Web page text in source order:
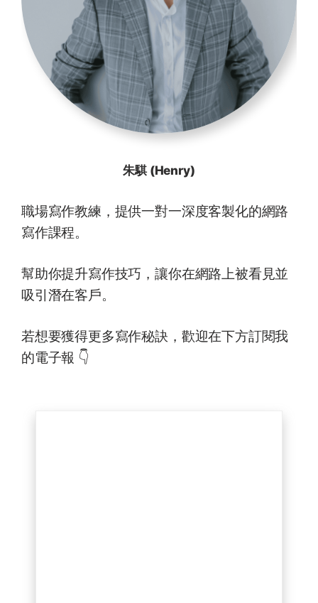
朱騏 (Henry)
職場寫作教練，提供一對一深度客製化的網路
寫作課程。
幫助你提升寫作技巧，讓你在網路上被看見並
吸引潛在客戶。
若想要獲得更多寫作秘訣，歡迎在下方訂閱我
的電子報 👇